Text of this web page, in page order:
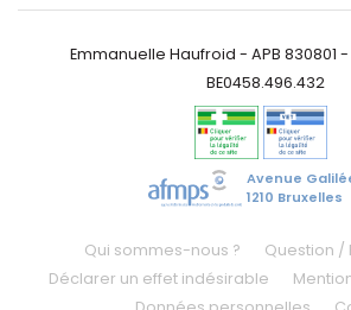
Emmanuelle Haufroid - APB 830801
BE0458.496.432
Avenue
1210 Bruxelles
Qui sommes-nous ?
Question /
Déclarer un effet indésirable